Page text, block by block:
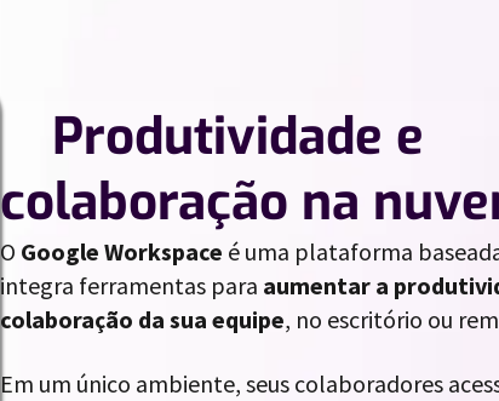
Produtividade e
colaboração na
O Google Workspace é uma plataforma
integra ferramentas para aumentar a
colaboração da sua equipe, no escritório ou
Em um único ambiente, seus colaboradores